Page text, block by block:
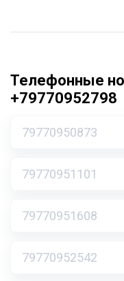
Телефонные
+79770952798
79770950873
79770951101
79770951608
79770952542